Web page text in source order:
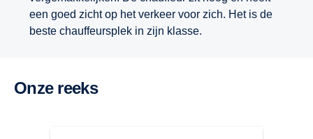
een goed zicht op het verkeer voor zich. Het is de
beste chauffeursplek in zijn klasse.
Onze reeks